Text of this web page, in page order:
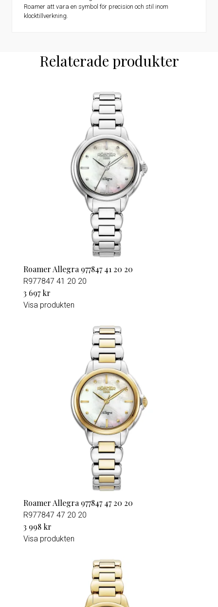
Roamer att vara en symbol för precision och stil inom
klocktillverkning.
Relaterade produkter
Roamer Allegra 977847 41 20 20
R977847 41 20 20
3 697 kr
Visa produkten
Roamer Allegra 977847 47 20 20
R977847 47 20 20
3 998 kr
Visa produkten